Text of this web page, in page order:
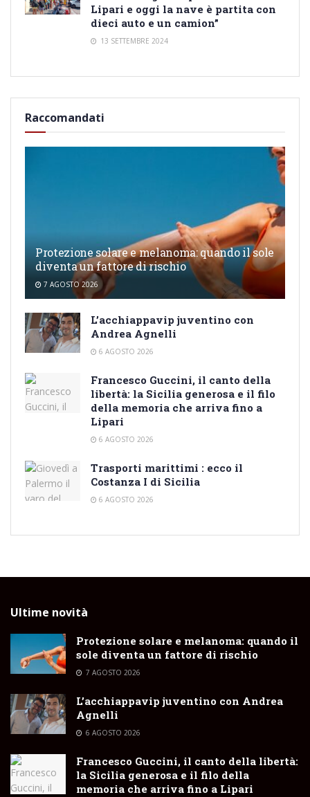
Lipari e oggi la nave è partita con
dieci auto e un camion”
13 SETTEMBRE 2024
Raccomandati
Protezione solare e melanoma: quando il sole
diventa un fattore di rischio
7 AGOSTO 2026
L’acchiappavip juventino con
Andrea Agnelli
6 AGOSTO 2026
Francesco Guccini, il canto della
libertà: la Sicilia generosa e il filo
della memoria che arriva fino a
Lipari
6 AGOSTO 2026
Trasporti marittimi : ecco il
Costanza I di Sicilia
6 AGOSTO 2026
Ultime novità
Protezione solare e melanoma: quando il
sole diventa un fattore di rischio
7 AGOSTO 2026
L’acchiappavip juventino con Andrea
Agnelli
6 AGOSTO 2026
Francesco Guccini, il canto della libertà:
la Sicilia generosa e il filo della
memoria che arriva fino a Lipari